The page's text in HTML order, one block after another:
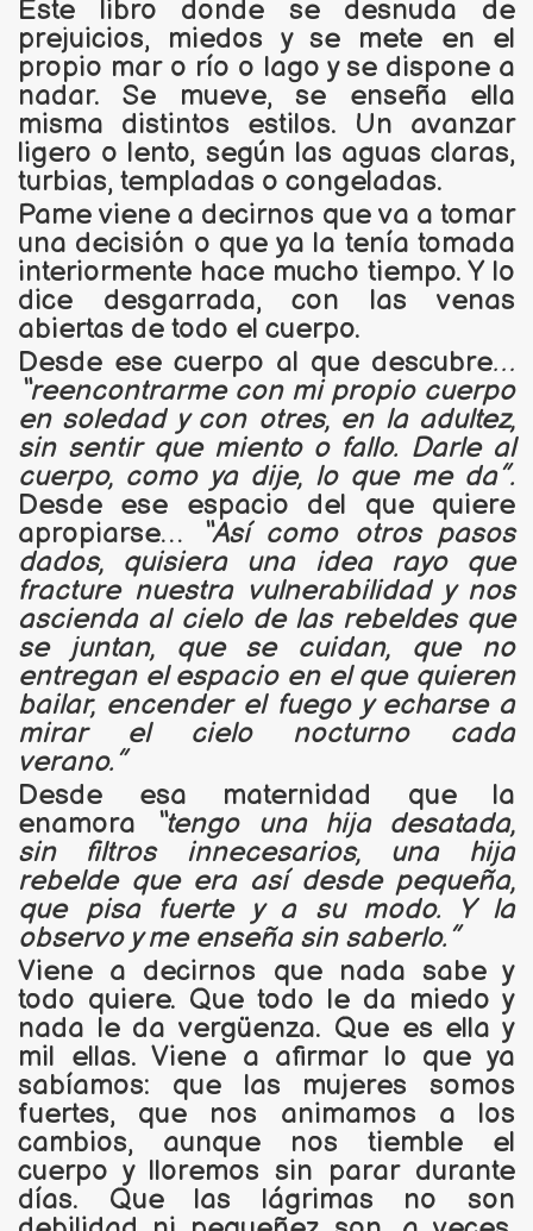
Este libro donde se desnuda de
prejuicios, miedos y se mete en el
propio mar o río o lago y se dispone a
nadar. Se mueve, se enseña ella
misma distintos estilos. Un avanzar
ligero o lento, según las aguas claras,
turbias, templadas o congeladas.
Pame viene a decirnos que va a tomar
una decisión o que ya la tenía tomada
interiormente hace mucho tiempo. Y lo
dice desgarrada, con las venas
abiertas de todo el cuerpo.
Desde ese cuerpo al que descubre…
“reencontrarme con mi propio cuerpo
en soledad y con otres, en la adultez,
sin sentir que miento o fallo. Darle al
cuerpo, como ya dije, lo que me da”.
Desde ese espacio del que quiere
apropiarse… “Así como otros pasos
dados, quisiera una idea rayo que
fracture nuestra vulnerabilidad y nos
ascienda al cielo de las rebeldes que
se juntan, que se cuidan, que no
entregan el espacio en el que quieren
bailar, encender el fuego y echarse a
mirar el cielo nocturno cada
Desde esa maternidad que la
enamora “tengo una hija desatada,
sin filtros innecesarios, una hija
rebelde que era así desde pequeña,
que pisa fuerte y a su modo. Y la
observo y me enseña sin saberlo.”
Viene a decirnos que nada sabe y
todo quiere. Que todo le da miedo y
nada le da vergüenza. Que es ella y
mil ellas. Viene a afirmar lo que ya
sabíamos: que las mujeres somos
fuertes, que nos animamos a los
cambios, aunque nos tiemble el
cuerpo y lloremos sin parar durante
días. Que las lágrimas no son